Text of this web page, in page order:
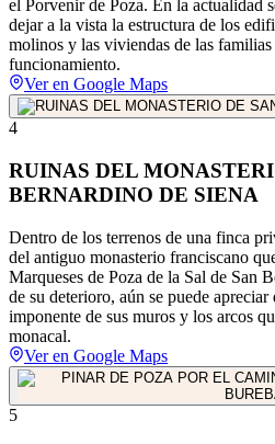
el Porvenir de Poza. En la actualidad
dejar a la vista la estructura de los
molinos y las viviendas de las familias
funcionamiento.
Ver en Google Maps
4
RUINAS DEL
BERNARDINO DE SIENA
Dentro de los terrenos de una finca
del antiguo monasterio franciscano
Marqueses de Poza de la Sal de San
de su deterioro, aún se puede
imponente de sus muros y los arcos
monacal.
Ver en Google Maps
5